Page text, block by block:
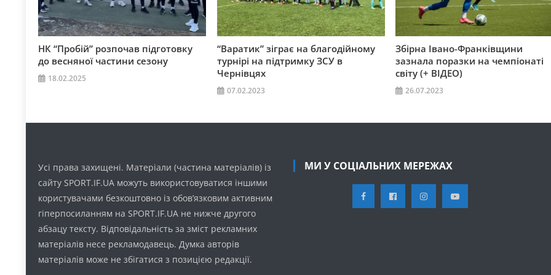
НК “Пробій” розпочав підготовку
до весняної частини сезону
18.02.2025
“Варатик” зіграє на благодійному
турнірі на підтримку ЗСУ в
Чернівцях
07.02.2023
Збірна Івано-Франківщини
зазнала поразки на чемпіонаті
світу (+ ВІДЕО)
26.07.2023
Усі права захищені. Матеріали (частина матеріалів) із
сайту SPORT.IF.UA можуть використовуватися іншими
користувачами безкоштовно із обов’язковим активним
гіперпосиланням на SPORT.IF.UA не нижче другого
абзацу тексту. Відповідальність за зміст рекламних
матеріалів несе рекламодавець. Думка авторів
матеріалів може не збігатися з позицією редакції.
МИ У СОЦІАЛЬНИХ МЕРЕЖАХ